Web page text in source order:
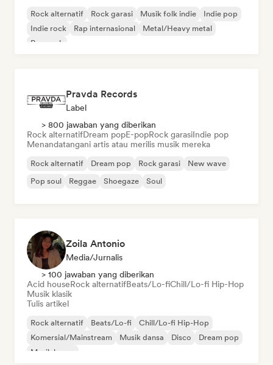
Rock alternatif Rock garasi Musik folk indie
Indie pop
Indie rock
Rap internasional
Metal/Heavy metal
Pop rock
Pravda Records
Label
> 800 jawaban yang diberikan
Rock alternatifDream popE-popRock garasiIndie pop
Menandatangani artis atau merilis musik mereka
Rock alternatif Dream pop Rock garasi
New wave
Pop soul
Reggae Shoegaze Soul
Zoila Antonio
Media/Jurnalis
> 100 jawaban yang diberikan
Acid houseRock alternatifBeats/Lo-fiChill/Lo-fi Hip-Hop
Musik klasik
Tulis artikel
Rock alternatif Beats/Lo-fi
Chill/Lo-fi Hip-Hop
Komersial/Mainstream
Musik dansa Disco
Dream pop
Musik house